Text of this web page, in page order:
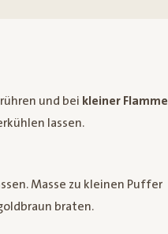
und bei kleiner Flamme
lassen.
Masse zu kleinen Puffer
braten.